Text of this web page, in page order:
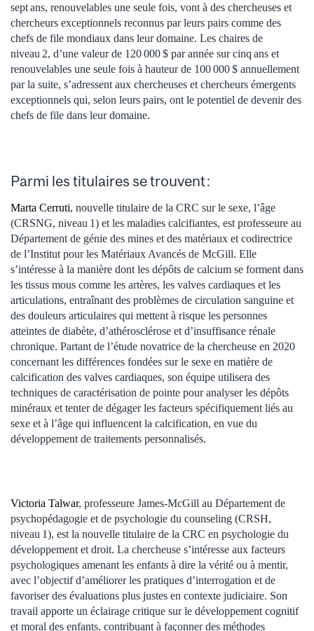
sept ans, renouvelables une seule fois, vont à des chercheuses et
chercheurs exceptionnels reconnus par leurs pairs comme des
chefs de file mondiaux dans leur domaine. Les chaires de
niveau 2, d’une valeur de 120 000 $ par année sur cinq ans et
renouvelables une seule fois à hauteur de 100 000 $ annuellement
par la suite, s’adressent aux chercheuses et chercheurs émergents
exceptionnels qui, selon leurs pairs, ont le potentiel de devenir des
chefs de file dans leur domaine.
Parmi les titulaires se trouvent :
Marta Cerruti, nouvelle titulaire de la CRC sur le sexe, l’âge
(CRSNG, niveau 1) et les maladies calcifiantes, est professeure au
Département de génie des mines et des matériaux et codirectrice
de l’Institut pour les Matériaux Avancés de McGill. Elle
s’intéresse à la manière dont les dépôts de calcium se forment dans
les tissus mous comme les artères, les valves cardiaques et les
articulations, entraînant des problèmes de circulation sanguine et
des douleurs articulaires qui mettent à risque les personnes
atteintes de diabète, d’athérosclérose et d’insuffisance rénale
chronique. Partant de l’étude novatrice de la chercheuse en 2020
concernant les différences fondées sur le sexe en matière de
calcification des valves cardiaques, son équipe utilisera des
techniques de caractérisation de pointe pour analyser les dépôts
minéraux et tenter de dégager les facteurs spécifiquement liés au
sexe et à l’âge qui influencent la calcification, en vue du
développement de traitements personnalisés.
Victoria Talwar, professeure James-McGill au Département de
psychopédagogie et de psychologie du counseling (CRSH,
niveau 1), est la nouvelle titulaire de la CRC en psychologie du
développement et droit. La chercheuse s’intéresse aux facteurs
psychologiques amenant les enfants à dire la vérité ou à mentir,
avec l’objectif d’améliorer les pratiques d’interrogation et de
favoriser des évaluations plus justes en contexte judiciaire. Son
travail apporte un éclairage critique sur le développement cognitif
et moral des enfants, contribuant à façonner des méthodes